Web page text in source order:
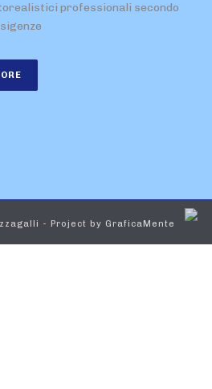
professionali secondo
- Project by GraficaMente